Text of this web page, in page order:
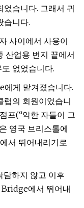
습니다. 그래서 귀
습니다.
사이에서 사용이
산업용 번지 끝에서
없었습니다.
게 맡겨졌습니다.
럽의 회원이었습니
프(“악한 자들이 그
영국 브리스톨에
서 뛰어내리기로
담하지 않고 이후
에서 뛰어내